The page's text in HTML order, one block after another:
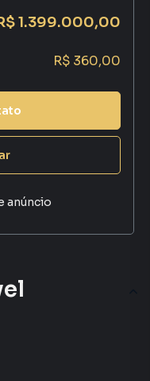
1.399.000,00
R$ 360,00
anúncio